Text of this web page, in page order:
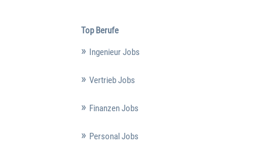
Top Berufe
Ingenieur Jobs
Vertrieb Jobs
Finanzen Jobs
Personal Jobs